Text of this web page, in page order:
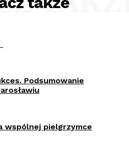
Podsumowanie
wspólnej pielgrzymce